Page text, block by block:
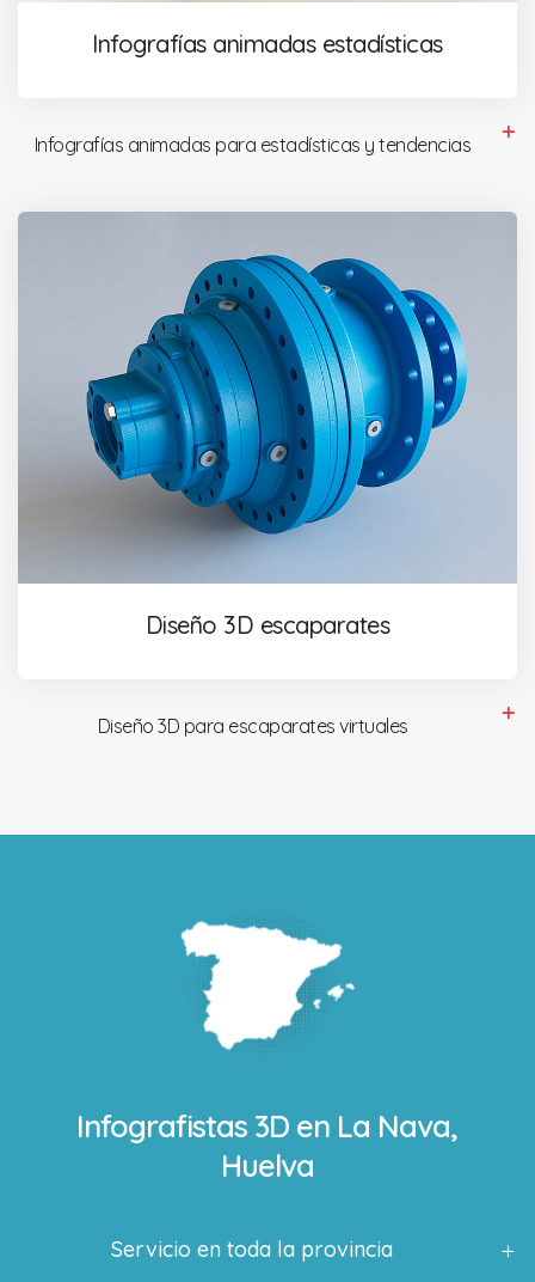
Infografías animadas estadísticas
Infografías animadas para estadísticas y tendencias
Diseño 3D escaparates
Diseño 3D para escaparates virtuales
Infografistas 3D en La Nava,
Huelva
Servicio en toda la provincia